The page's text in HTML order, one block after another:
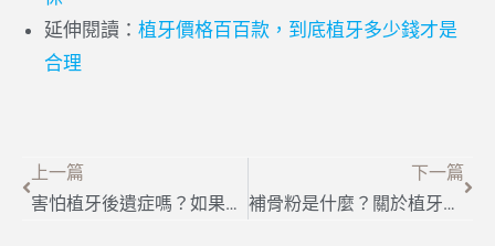
延伸閱讀： 植牙價格百百款，到底植牙多少錢才是
合理
上一篇
害怕植牙後遺症嗎？如果想植牙就要先知道植牙有後遺症嗎？
下一篇
補骨粉是什麼？關於植牙補骨粉的那些事